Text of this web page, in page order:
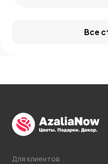
Все
Для клиентов